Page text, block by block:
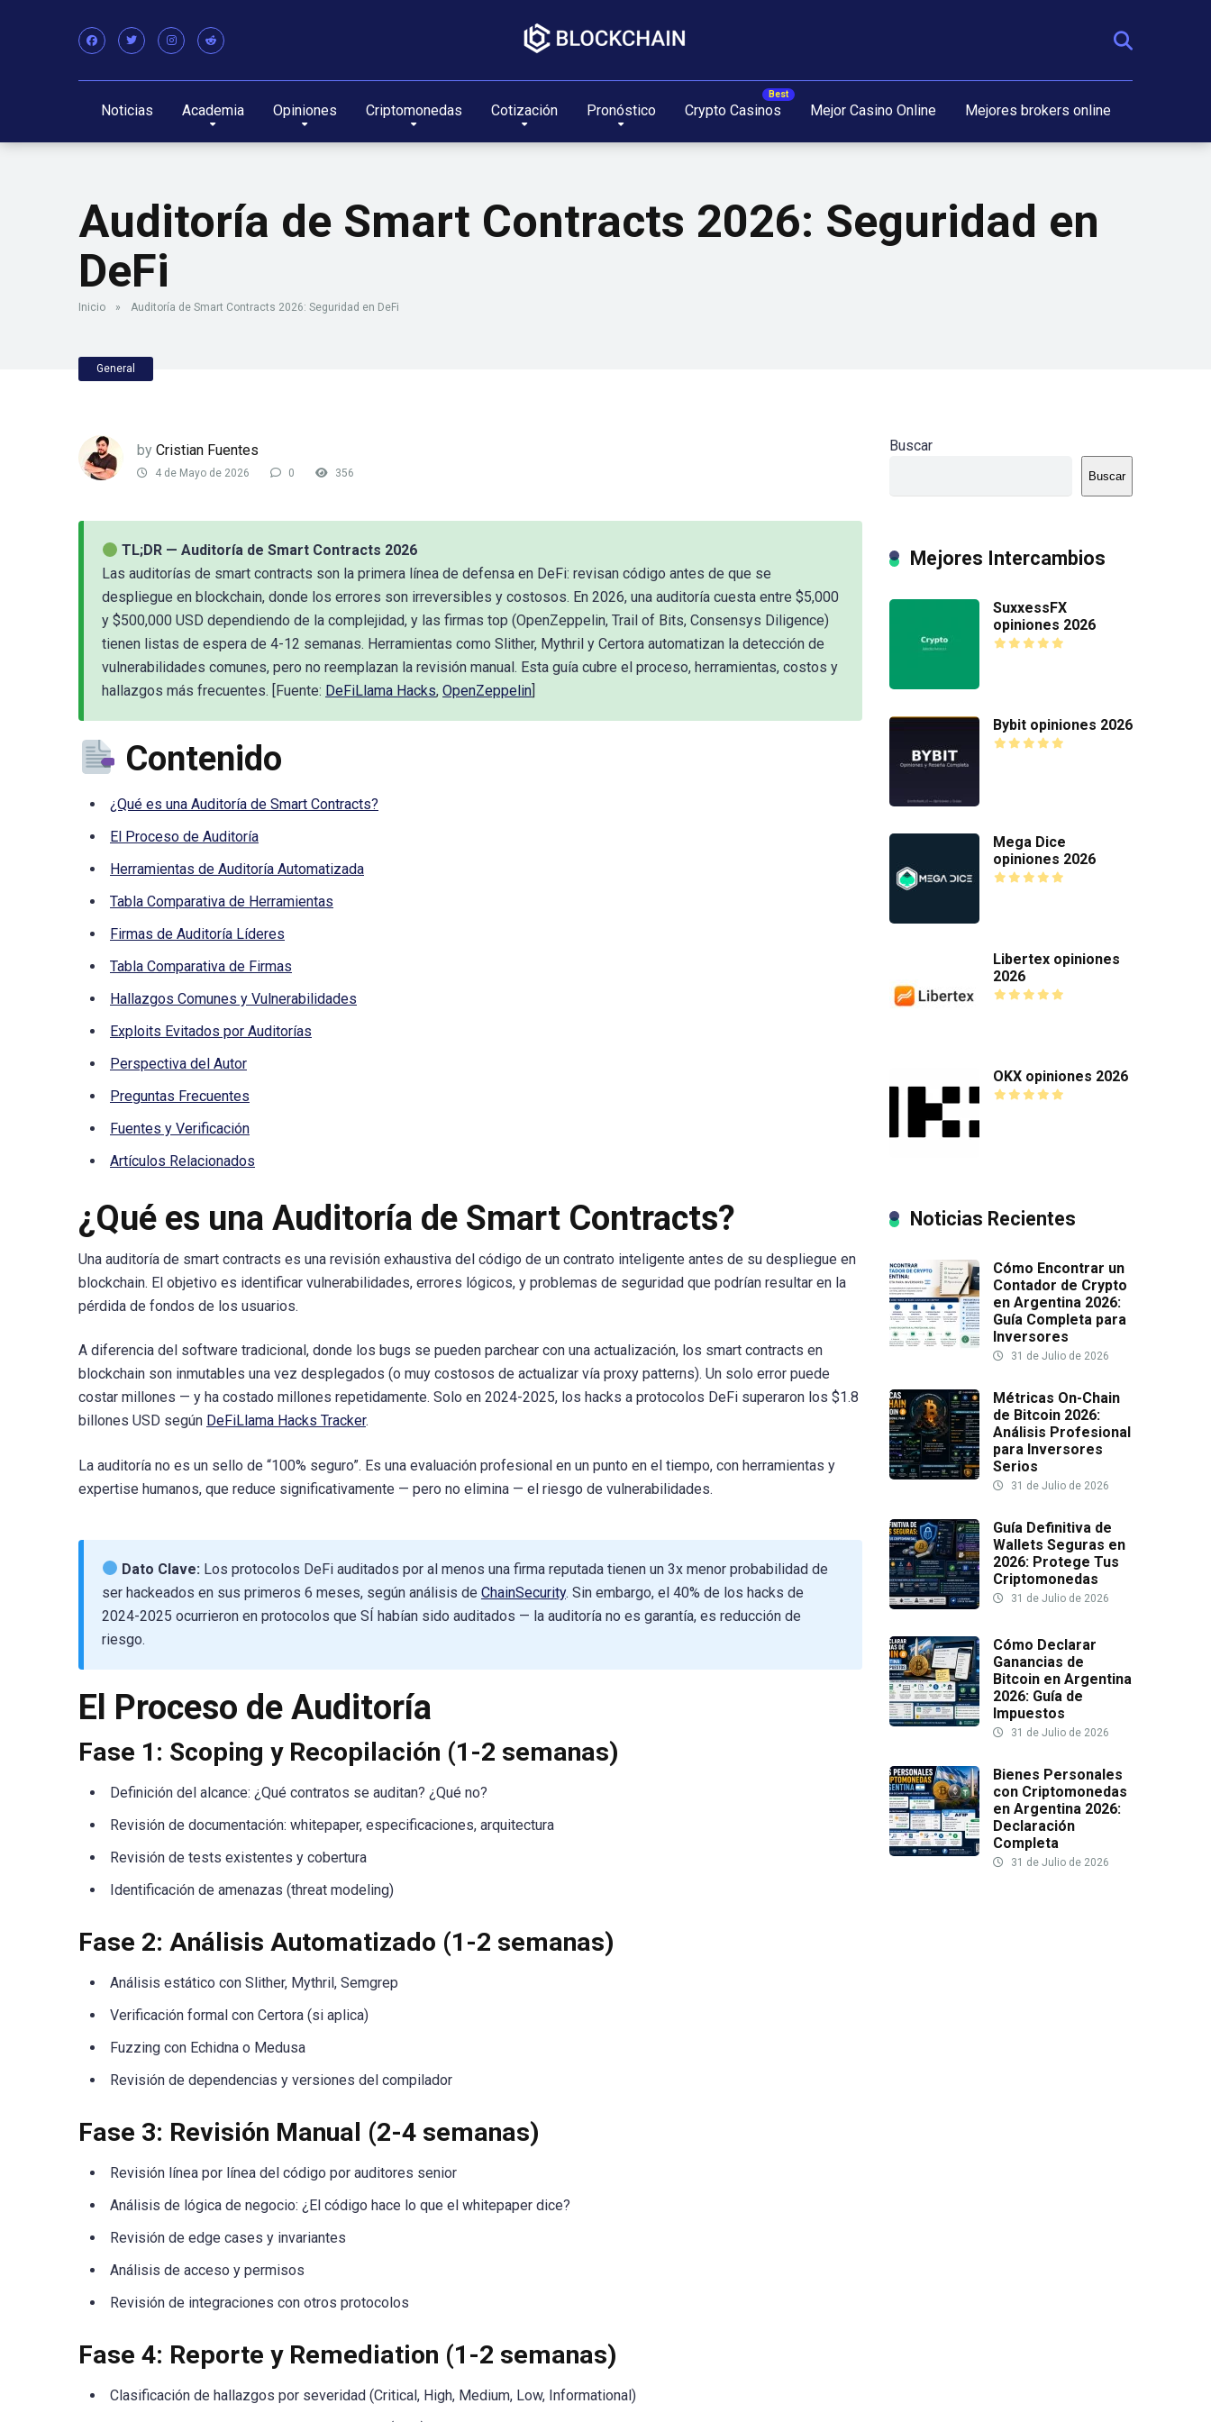
Noticias Academia Opiniones Criptomonedas Cotización Pronóstico Crypto Casinos Mejor Casino Online Mejores brokers online
Auditoría de Smart Contracts 2026: Seguridad en
DeFi
Inicio » Auditoría de Smart Contracts 2026: Seguridad en DeFi
General
by Cristian Fuentes
4 de Mayo de 2026 0 356
TL;DR — Auditoría de Smart Contracts 2026
Las auditorías de smart contracts son la primera línea de defensa en DeFi: revisan código antes de que se
despliegue en blockchain, donde los errores son irreversibles y costosos. En 2026, una auditoría cuesta entre $5,000
y $500,000 USD dependiendo de la complejidad, y las firmas top (OpenZeppelin, Trail of Bits, Consensys Diligence)
tienen listas de espera de 4-12 semanas. Herramientas como Slither, Mythril y Certora automatizan la detección de
vulnerabilidades comunes, pero no reemplazan la revisión manual. Esta guía cubre el proceso, herramientas, costos y
hallazgos más frecuentes. [Fuente: DeFiLlama Hacks, OpenZeppelin]
Contenido
¿Qué es una Auditoría de Smart Contracts?
El Proceso de Auditoría
Herramientas de Auditoría Automatizada
Tabla Comparativa de Herramientas
Firmas de Auditoría Líderes
Tabla Comparativa de Firmas
Hallazgos Comunes y Vulnerabilidades
Exploits Evitados por Auditorías
Perspectiva del Autor
Preguntas Frecuentes
Fuentes y Verificación
Artículos Relacionados
¿Qué es una Auditoría de Smart Contracts?
Una auditoría de smart contracts es una revisión exhaustiva del código de un contrato inteligente antes de su despliegue en
blockchain. El objetivo es identificar vulnerabilidades, errores lógicos, y problemas de seguridad que podrían resultar en la
pérdida de fondos de los usuarios.
A diferencia del software tradicional, donde los bugs se pueden parchear con una actualización, los smart contracts en
blockchain son inmutables una vez desplegados (o muy costosos de actualizar vía proxy patterns). Un solo error puede
costar millones — y ha costado millones repetidamente. Solo en 2024-2025, los hacks a protocolos DeFi superaron los $1.8
billones USD según DeFiLlama Hacks Tracker.
La auditoría no es un sello de “100% seguro”. Es una evaluación profesional en un punto en el tiempo, con herramientas y
expertise humanos, que reduce significativamente — pero no elimina — el riesgo de vulnerabilidades.
Dato Clave: Los protocolos DeFi auditados por al menos una firma reputada tienen un 3x menor probabilidad de
ser hackeados en sus primeros 6 meses, según análisis de ChainSecurity. Sin embargo, el 40% de los hacks de
2024-2025 ocurrieron en protocolos que SÍ habían sido auditados — la auditoría no es garantía, es reducción de
riesgo.
El Proceso de Auditoría
Fase 1: Scoping y Recopilación (1-2 semanas)
Definición del alcance: ¿Qué contratos se auditan? ¿Qué no?
Revisión de documentación: whitepaper, especificaciones, arquitectura
Revisión de tests existentes y cobertura
Identificación de amenazas (threat modeling)
Fase 2: Análisis Automatizado (1-2 semanas)
Análisis estático con Slither, Mythril, Semgrep
Verificación formal con Certora (si aplica)
Fuzzing con Echidna o Medusa
Revisión de dependencias y versiones del compilador
Fase 3: Revisión Manual (2-4 semanas)
Revisión línea por línea del código por auditores senior
Análisis de lógica de negocio: ¿El código hace lo que el whitepaper dice?
Revisión de edge cases y invariantes
Análisis de acceso y permisos
Revisión de integraciones con otros protocolos
Fase 4: Reporte y Remediation (1-2 semanas)
Clasificación de hallazgos por severidad (Critical, High, Medium, Low, Informational)
Buscar
Buscar
Mejores Intercambios
SuxxessFX
opiniones 2026
Bybit opiniones 2026
Mega Dice
opiniones 2026
Libertex opiniones
2026
OKX opiniones 2026
Noticias Recientes
Cómo Encontrar un
Contador de Crypto
en Argentina 2026:
Guía Completa para
Inversores
31 de Julio de 2026
Métricas On-Chain
de Bitcoin 2026:
Análisis Profesional
para Inversores
Serios
31 de Julio de 2026
Guía Definitiva de
Wallets Seguras en
2026: Protege Tus
Criptomonedas
31 de Julio de 2026
Cómo Declarar
Ganancias de
Bitcoin en Argentina
2026: Guía de
Impuestos
31 de Julio de 2026
Bienes Personales
con Criptomonedas
en Argentina 2026:
Declaración
Completa
31 de Julio de 2026